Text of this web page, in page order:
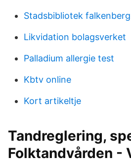
Stadsbibliotek falkenberg
Likvidation bolagsverket
Palladium allergie test
Kbtv online
Kort artikeltje
Tandreglering,
Folktandvården -